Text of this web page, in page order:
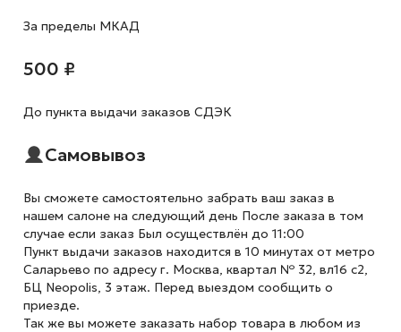
За пределы МКАД
500 ₽
До пункта выдачи заказов СДЭК
Самовывоз
Вы сможете самостоятельно забрать ваш заказ в
нашем салоне на следующий день После заказа в том
случае если заказ Был осуществлён до 11:00
Пункт выдачи заказов находится в 10 минутах от метро
Саларьево по адресу г. Москва, квартал № 32, вл16 с2,
БЦ Neopolis, 3 этаж. Перед выездом сообщить о
приезде.
Так же вы можете заказать набор товара в любом из